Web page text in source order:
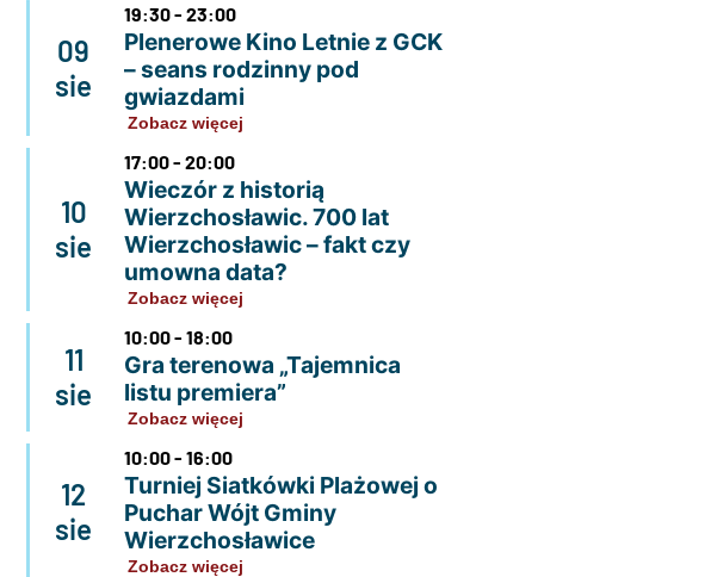
09
sie
19:30 - 23:00
Plenerowe Kino Letnie z GCK
– seans rodzinny pod
gwiazdami
Zobacz więcej
10
sie
17:00 - 20:00
Wieczór z historią
Wierzchosławic. 700 lat
Wierzchosławic – fakt czy
umowna data?
Zobacz więcej
11
sie
10:00 - 18:00
Gra terenowa „Tajemnica
listu premiera”
Zobacz więcej
12
sie
10:00 - 16:00
Turniej Siatkówki Plażowej o
Puchar Wójt Gminy
Wierzchosławice
Zobacz więcej